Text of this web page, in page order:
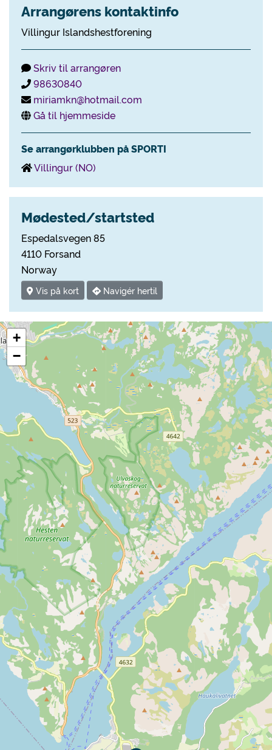
Arrangørens kontaktinfo
Villingur Islandshestforening
Skriv til arrangøren
98630840
miriamkn@hotmail.com
Gå til hjemmeside
Se arrangørklubben på SPORTI
Villingur (NO)
Mødested/startsted
Espedalsvegen 85
4110 Forsand
Norway
Vis på kort Navigér hertil
+
−